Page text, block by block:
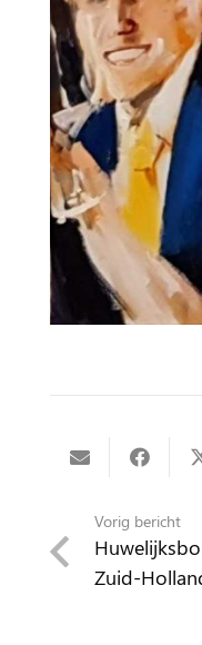
Vorig bericht
Zuid-